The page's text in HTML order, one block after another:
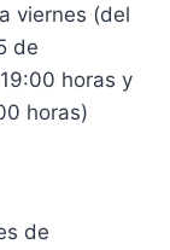
viernes (del
de
horas y
horas)
de